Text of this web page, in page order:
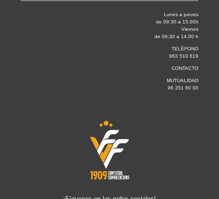
Lunes a jueves
de 09:30 a 15.00h
Viernes
de 09:30 a 14.00 h
TELÉFONO
963 510 619
CONTACTO
MUTUALIDAD
96 351 60 00